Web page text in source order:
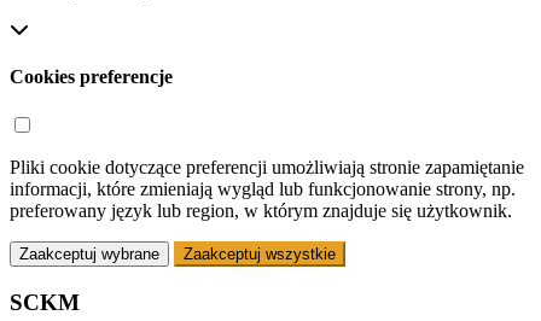
Cookies preferencje
Pliki cookie dotyczące preferencji umożliwiają stronie zapamiętanie
informacji, które zmieniają wygląd lub funkcjonowanie strony, np.
preferowany język lub region, w którym znajduje się użytkownik.
Zaakceptuj wybrane Zaakceptuj wszystkie
SCKM